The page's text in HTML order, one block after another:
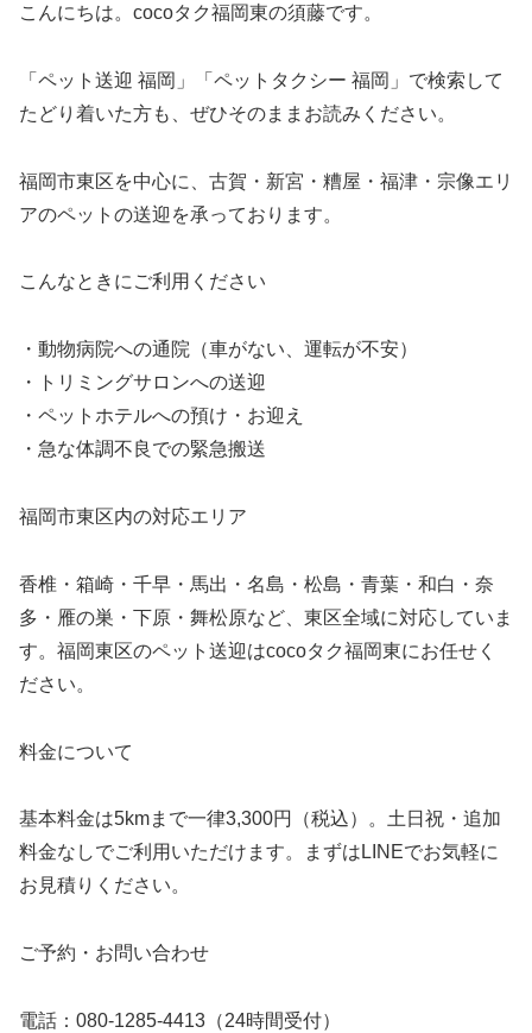
こんにちは。cocoタク福岡東の須藤です。
「ペット送迎 福岡」「ペットタクシー 福岡」で検索して
たどり着いた方も、ぜひそのままお読みください。
福岡市東区を中心に、古賀・新宮・糟屋・福津・宗像エリ
アのペットの送迎を承っております。
こんなときにご利用ください
・動物病院への通院（車がない、運転が不安）
・トリミングサロンへの送迎
・ペットホテルへの預け・お迎え
・急な体調不良での緊急搬送
福岡市東区内の対応エリア
香椎・箱崎・千早・馬出・名島・松島・青葉・和白・奈
多・雁の巣・下原・舞松原など、東区全域に対応していま
す。福岡東区のペット送迎はcocoタク福岡東にお任せく
ださい。
料金について
基本料金は5kmまで一律3,300円（税込）。土日祝・追加
料金なしでご利用いただけます。まずはLINEでお気軽に
お見積りください。
ご予約・お問い合わせ
電話：080-1285-4413（24時間受付）